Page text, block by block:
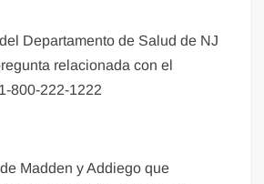
Departamento de Salud de NJ
relacionada con el
800-222-1222
Madden y Addiego que